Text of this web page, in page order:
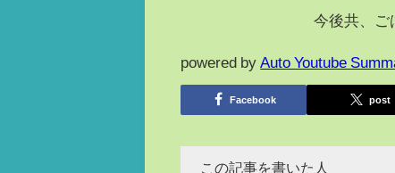
今後共、ご
powered by Auto Youtube
Facebook post
この記事を書いた人